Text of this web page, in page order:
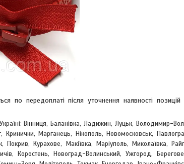
по передоплаті після уточнення наявності
Вінниця, Баланівка, Ладижин, Луцьк, Володимир-
Кринички, Марганець, Нікополь, Новомосковськ,
Покрив, Курахове, Макіївка, Маріуполь, Миколаївка,
Коростень, Новоград-Волинський, Ужгород,